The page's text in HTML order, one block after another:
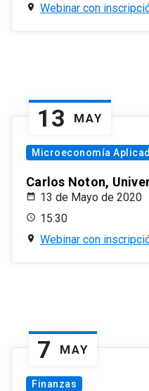
Webinar con
13 MAY
Microeconomía
Carlos Noton,
13 de Mayo de 2020
15:30
Webinar con
7 MAY
Finanzas